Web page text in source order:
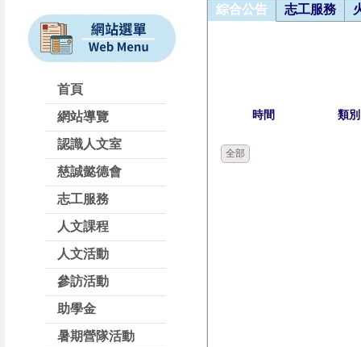
首頁
網站導覽
認識人文室
慈誠懿德會
志工服務
人文課程
人文活動
參訪活動
助學金
暑期營隊活動
綜合公告 志工服務
時間 類別
全部